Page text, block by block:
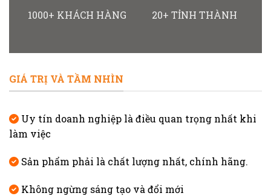
1000+ KHÁCH HÀNG 20+ TỈNH THÀNH
GIÁ TRỊ VÀ TẦM NHÌN
Uy tín doanh nghiệp là điều quan trọng nhất khi
làm việc
Sản phẩm phải là chất lượng nhất, chính hãng.
Không ngừng sáng tạo và đổi mới